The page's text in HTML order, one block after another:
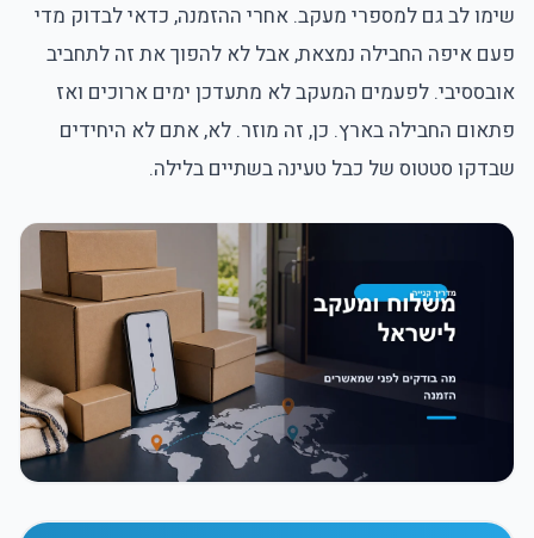
שימו לב גם למספרי מעקב. אחרי ההזמנה, כדאי לבדוק מדי
פעם איפה החבילה נמצאת, אבל לא להפוך את זה לתחביב
אובססיבי. לפעמים המעקב לא מתעדכן ימים ארוכים ואז
פתאום החבילה בארץ. כן, זה מוזר. לא, אתם לא היחידים
שבדקו סטטוס של כבל טעינה בשתיים בלילה.